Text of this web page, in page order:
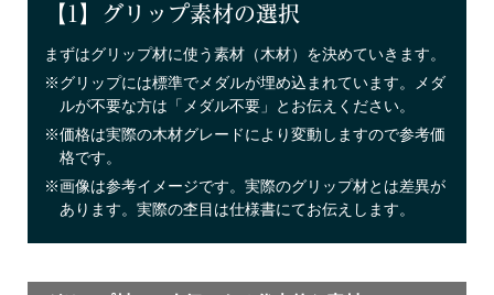
【1】グリップ素材の選択
まずはグリップ材に使う素材（木材）を決めていきます。
※グリップには標準でメダルが埋め込まれています。メダ
ルが不要な方は「メダル不要」とお伝えください。
※価格は実際の木材グレードにより変動しますので参考価
格です。
※画像は参考イメージです。実際のグリップ材とは差異が
あります。実際の杢目は仕様書にてお伝えします。